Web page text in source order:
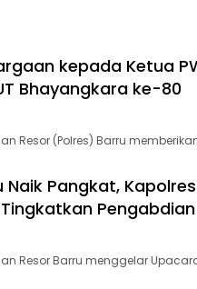
kepada Ketua
Bhayangkara ke-80
Resor (Polres) Barru
Naik Pangkat,
Pengabdian
Resor Barru menggelar